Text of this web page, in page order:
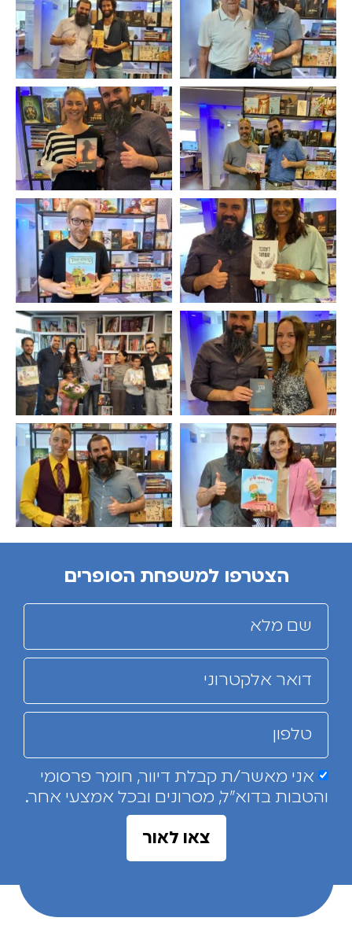
הצטרפו למשפחת הסופרים
אני מאשר/ת קבלת דיוור, חומר פרסומי
והטבות בדוא"ל, מסרונים ובכל אמצעי אחר.
צאו לאור